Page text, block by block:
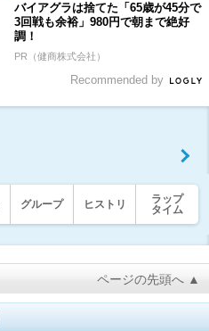
バイアグラは捨てた「65歳が45分で
3回戦も余裕」980円で朝まで絶好
調！
PR（健商株式会社）
Recommended by
グループ ヒストリ
ラップ
タイム
ページの先頭へ ▲